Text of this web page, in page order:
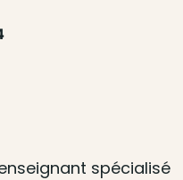
spécialisé